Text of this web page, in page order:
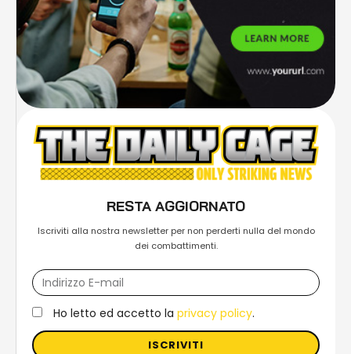
RESTA AGGIORNATO
Iscriviti alla nostra newsletter per non perderti nulla del mondo
dei combattimenti.
Ho letto ed accetto la privacy policy.
ISCRIVITI